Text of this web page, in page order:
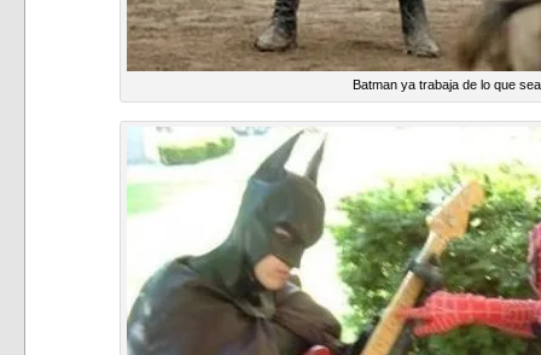
Batman ya trabaja de lo que sea